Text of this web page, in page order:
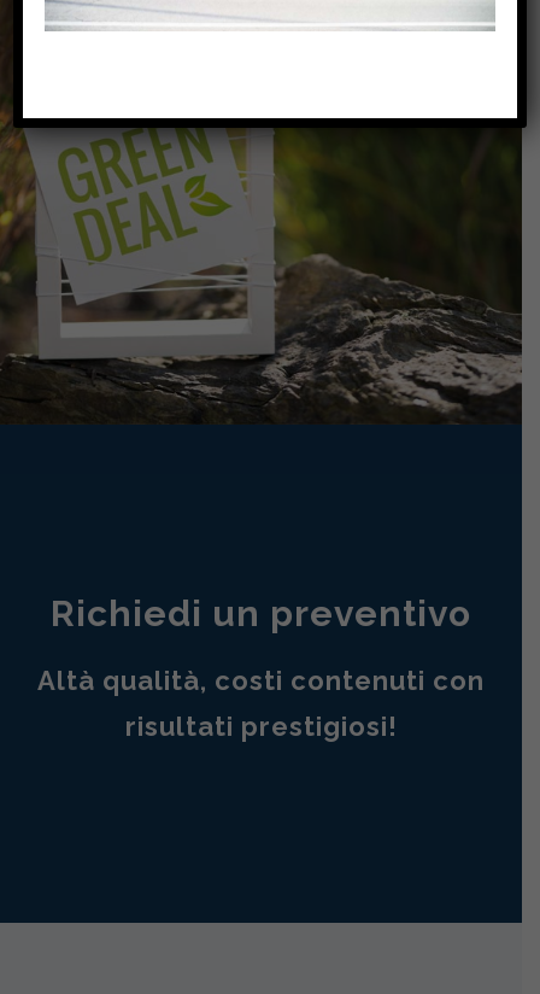
Richiedi un preventivo
Altà qualità, costi contenuti con
risultati prestigiosi!